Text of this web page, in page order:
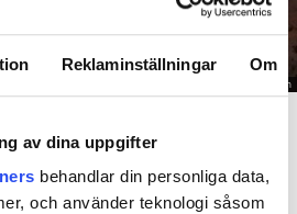
Reklaminställningar Om
av dina uppgifter
behandlar din personliga data,
och använder teknologi såsom
Foto: Hyresnämnden
Tweeta